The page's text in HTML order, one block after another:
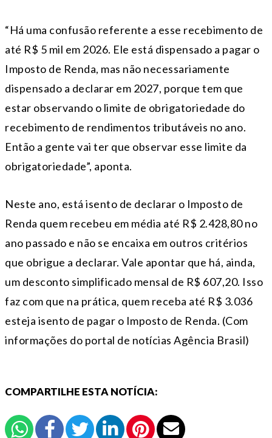
“Há uma confusão referente a esse recebimento de
até R$ 5 mil em 2026. Ele está dispensado a pagar o
Imposto de Renda, mas não necessariamente
dispensado a declarar em 2027, porque tem que
estar observando o limite de obrigatoriedade do
recebimento de rendimentos tributáveis no ano.
Então a gente vai ter que observar esse limite da
obrigatoriedade”, aponta.
Neste ano, está isento de declarar o Imposto de
Renda quem recebeu em média até R$ 2.428,80 no
ano passado e não se encaixa em outros critérios
que obrigue a declarar. Vale apontar que há, ainda,
um desconto simplificado mensal de R$ 607,20. Isso
faz com que na prática, quem receba até R$ 3.036
esteja isento de pagar o Imposto de Renda. (Com
informações do portal de notícias Agência Brasil)
COMPARTILHE ESTA NOTÍCIA: